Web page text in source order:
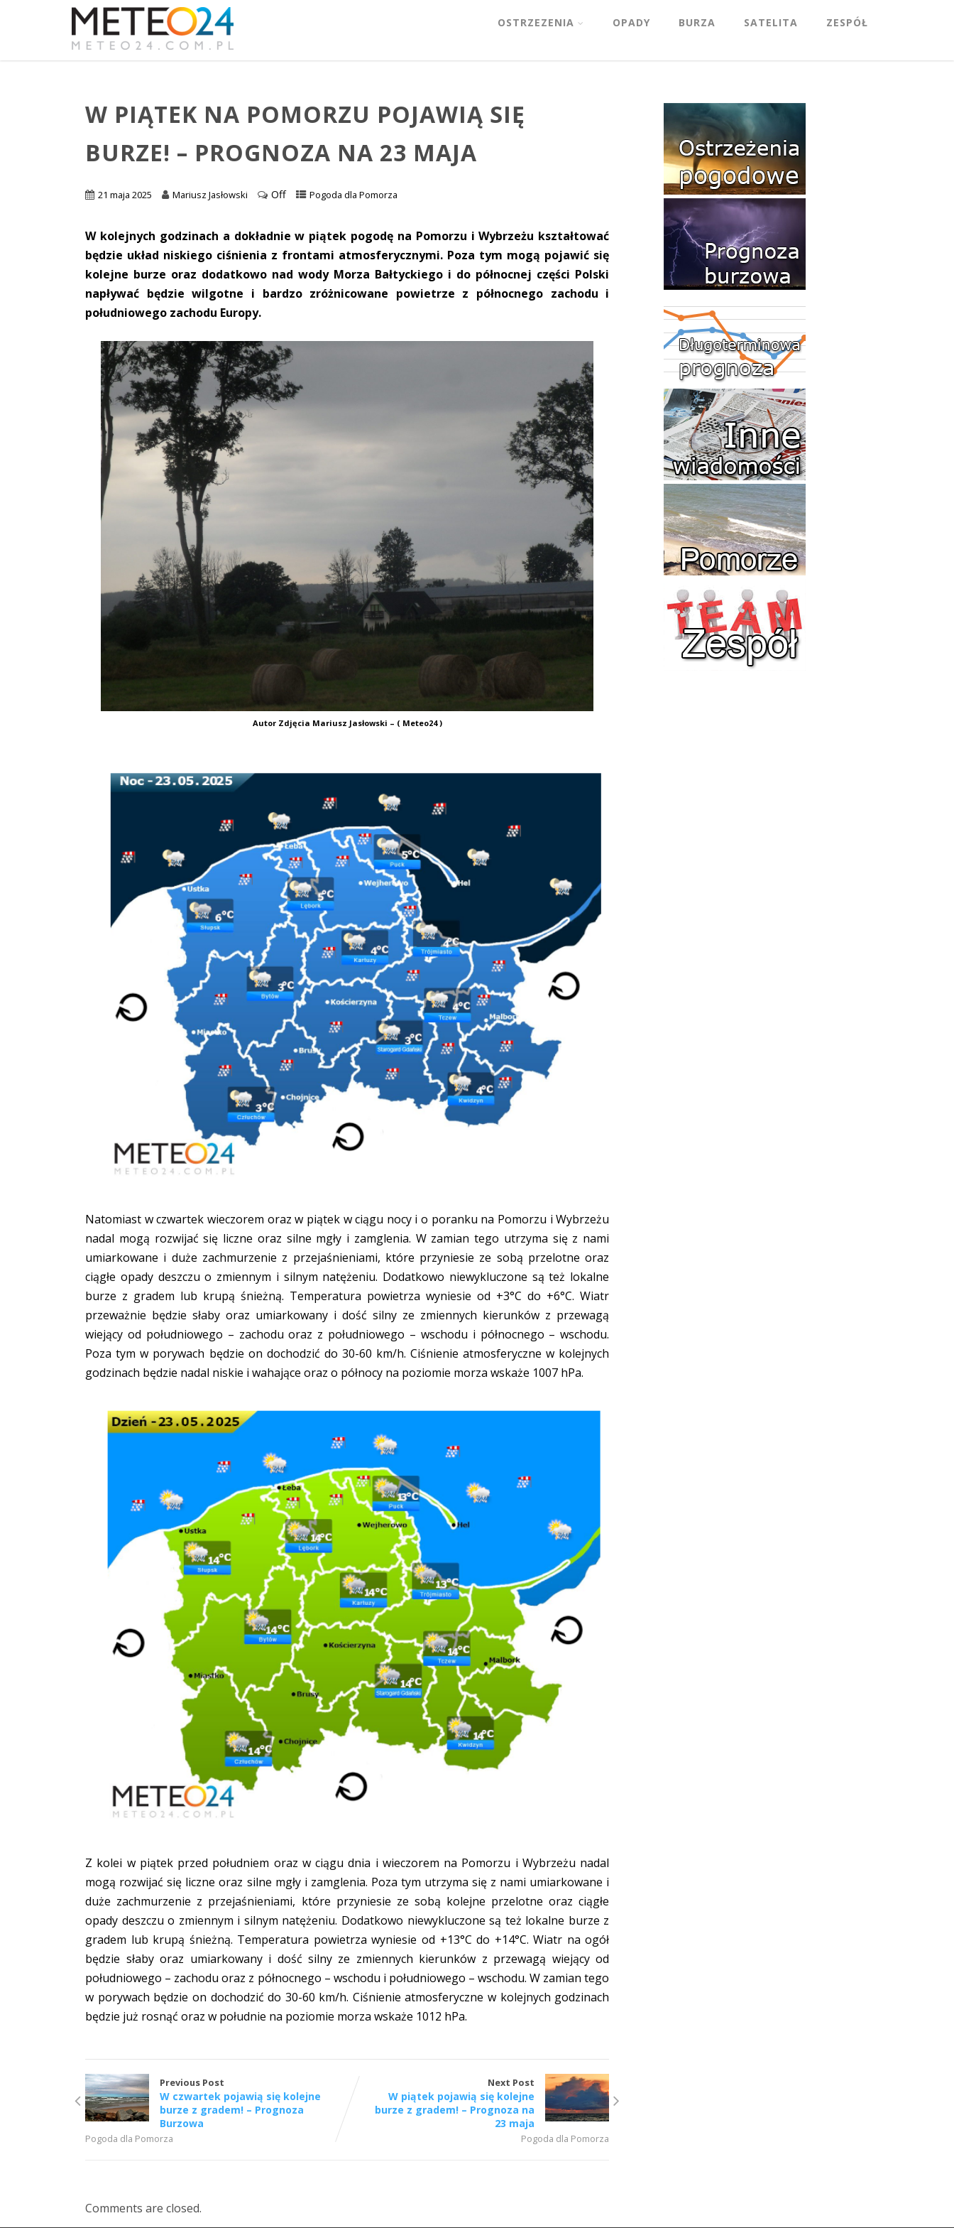
OSTRZEZENIA OPADY BURZA SATELITA ZESPÓŁ
W PIĄTEK NA POMORZU POJAWIĄ SIĘ
BURZE! – PROGNOZA NA 23 MAJA
21 maja 2025 Mariusz Jasłowski Off Pogoda dla Pomorza
W kolejnych godzinach a dokładnie w piątek pogodę na Pomorzu i Wybrzeżu kształtować
będzie układ niskiego ciśnienia z frontami atmosferycznymi. Poza tym mogą pojawić się
kolejne burze oraz dodatkowo nad wody Morza Bałtyckiego i do północnej części Polski
napływać będzie wilgotne i bardzo zróżnicowane powietrze z północnego zachodu i
południowego zachodu Europy.
Autor Zdjęcia Mariusz Jasłowski – ( Meteo24 )
Natomiast w czwartek wieczorem oraz w piątek w ciągu nocy i o poranku na Pomorzu i Wybrzeżu
nadal mogą rozwijać się liczne oraz silne mgły i zamglenia. W zamian tego utrzyma się z nami
umiarkowane i duże zachmurzenie z przejaśnieniami, które przyniesie ze sobą przelotne oraz
ciągłe opady deszczu o zmiennym i silnym natężeniu. Dodatkowo niewykluczone są też lokalne
burze z gradem lub krupą śnieżną. Temperatura powietrza wyniesie od +3°C do +6°C. Wiatr
przeważnie będzie słaby oraz umiarkowany i dość silny ze zmiennych kierunków z przewagą
wiejący od południowego – zachodu oraz z południowego – wschodu i północnego – wschodu.
Poza tym w porywach będzie on dochodzić do 30-60 km/h. Ciśnienie atmosferyczne w kolejnych
godzinach będzie nadal niskie i wahające oraz o północy na poziomie morza wskaże 1007 hPa.
Z kolei w piątek przed południem oraz w ciągu dnia i wieczorem na Pomorzu i Wybrzeżu nadal
mogą rozwijać się liczne oraz silne mgły i zamglenia. Poza tym utrzyma się z nami umiarkowane i
duże zachmurzenie z przejaśnieniami, które przyniesie ze sobą kolejne przelotne oraz ciągłe
opady deszczu o zmiennym i silnym natężeniu. Dodatkowo niewykluczone są też lokalne burze z
gradem lub krupą śnieżną. Temperatura powietrza wyniesie od +13°C do +14°C. Wiatr na ogół
będzie słaby oraz umiarkowany i dość silny ze zmiennych kierunków z przewagą wiejący od
południowego – zachodu oraz z północnego – wschodu i południowego – wschodu. W zamian tego
w porywach będzie on dochodzić do 30-60 km/h. Ciśnienie atmosferyczne w kolejnych godzinach
będzie już rosnąć oraz w południe na poziomie morza wskaże 1012 hPa.
Previous Post
W czwartek pojawią się kolejne
burze z gradem! – Prognoza
Burzowa
Pogoda dla Pomorza
Next Post
W piątek pojawią się kolejne
burze z gradem! – Prognoza na
23 maja
Pogoda dla Pomorza
Comments are closed.